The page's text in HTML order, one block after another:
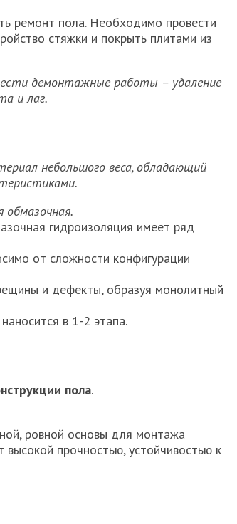
ремонт пола. Необходимо провести
стяжки и покрыть плитами из
демонтажные работы – удаление
и лаг.
небольшого веса, обладающий
обмазочная.
гидроизоляция имеет ряд
от сложности конфигурации
и дефекты, образуя монолитный
в 1-2 этапа.
пола.
ровной основы для монтажа
прочностью, устойчивостью к